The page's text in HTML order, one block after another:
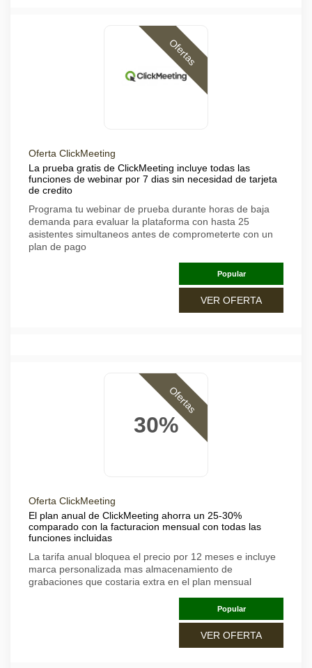
Ofertas
Oferta ClickMeeting
La prueba gratis de ClickMeeting incluye todas las
funciones de webinar por 7 dias sin necesidad de tarjeta
de credito
Programa tu webinar de prueba durante horas de baja
demanda para evaluar la plataforma con hasta 25
asistentes simultaneos antes de comprometerte con un
plan de pago
Popular
VER OFERTA
30%
Ofertas
Oferta ClickMeeting
El plan anual de ClickMeeting ahorra un 25-30%
comparado con la facturacion mensual con todas las
funciones incluidas
La tarifa anual bloquea el precio por 12 meses e incluye
marca personalizada mas almacenamiento de
grabaciones que costaria extra en el plan mensual
Popular
VER OFERTA